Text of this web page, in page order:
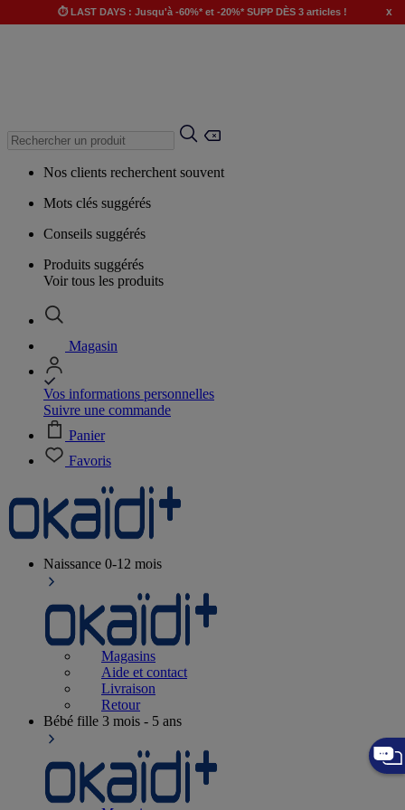
⏱️ LAST DAYS : Jusqu'à -60%* et -20%* SUPP DÈS 3 articles ! x
Nos clients recherchent souvent
Mots clés suggérés
Conseils suggérés
Produits suggérés
Voir tous les produits
Magasin
Vos informations personnelles
Suivre une commande
Panier
Favoris
Naissance 0-12 mois
Magasins
Aide et contact
Livraison
Retour
Bébé fille 3 mois - 5 ans